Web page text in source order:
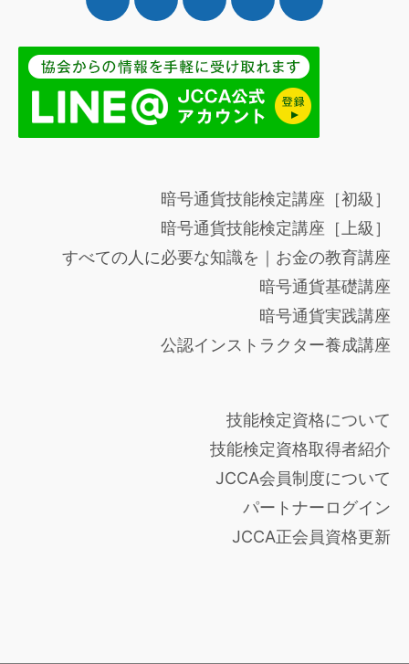
暗号通貨技能検定講座［初級］
暗号通貨技能検定講座［上級］
すべての人に必要な知識を｜お金の教育講座
暗号通貨基礎講座
暗号通貨実践講座
公認インストラクター養成講座
技能検定資格について
技能検定資格取得者紹介
JCCA会員制度について
パートナーログイン
JCCA正会員資格更新